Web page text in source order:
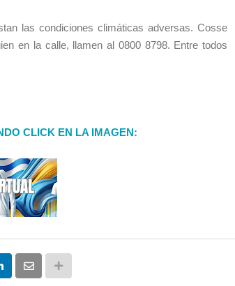
las condiciones climáticas adversas. Cosse
en la calle, llamen al 0800 8798. Entre todos
CLICK EN LA IMAGEN: